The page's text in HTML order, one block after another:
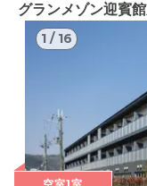
グランメゾン迎賓
1 / 16